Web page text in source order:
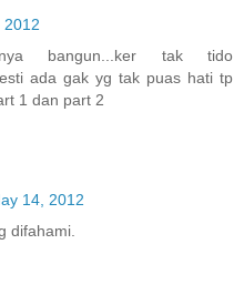
2012
bangun...ker tak tido
ada gak yg tak puas hati tp
1 dan part 2
14, 2012
difahami.